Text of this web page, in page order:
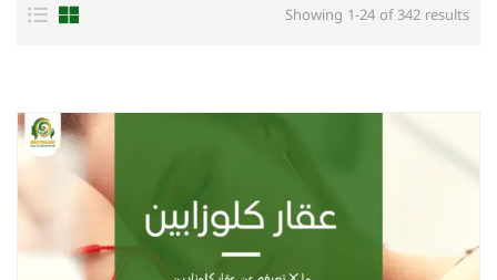
Showing 1-24 of 342 results